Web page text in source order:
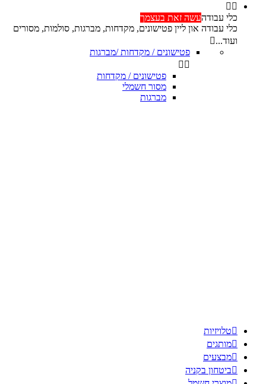
 
כלי עבודהעשה זאת בעצמך
כלי עבודה און ליין פטישונים, מקדחות, מברגות, סולמות, מסורים
ועוד...
פטישונים / מקדחות /מברגות
 
פטישונים / מקדחות
מסור חשמלי
מברגות
טלויזיות
מותגים
מבצעים
ביטחון בקניה